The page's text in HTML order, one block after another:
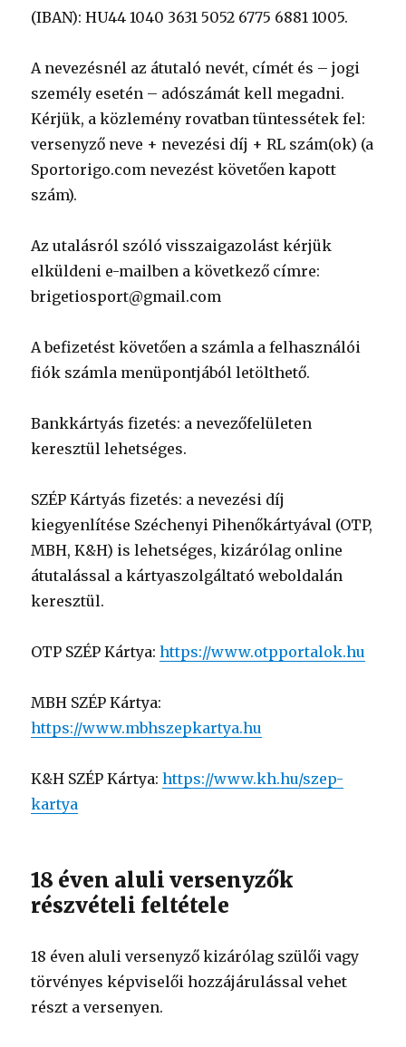
(IBAN): HU44 1040 3631 5052 6775 6881 1005.
A nevezésnél az átutaló nevét, címét és – jogi
személy esetén – adószámát kell megadni.
Kérjük, a közlemény rovatban tüntessétek fel:
versenyző neve + nevezési díj + RL szám(ok) (a
Sportorigo.com nevezést követően kapott
szám).
Az utalásról szóló visszaigazolást kérjük
elküldeni e-mailben a következő címre:
brigetiosport@gmail.com
A befizetést követően a számla a felhasználói
fiók számla menüpontjából letölthető.
Bankkártyás fizetés: a nevezőfelületen
keresztül lehetséges.
SZÉP Kártyás fizetés: a nevezési díj
kiegyenlítése Széchenyi Pihenőkártyával (OTP,
MBH, K&H) is lehetséges, kizárólag online
átutalással a kártyaszolgáltató weboldalán
keresztül.
OTP SZÉP Kártya:https://www.otpportalok.hu
MBH SZÉP Kártya:
https://www.mbhszepkartya.hu
K&H SZÉP Kártya:https://www.kh.hu/szep-
kartya
18 éven aluli versenyzők
részvételi feltétele
18 éven aluli versenyző kizárólag szülői vagy
törvényes képviselői hozzájárulással vehet
részt a versenyen.